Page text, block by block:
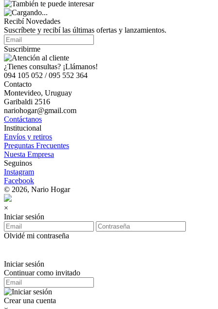
Recibí Novedades
Suscríbete y recibí las últimas ofertas y lanzamientos.
Suscribirme
¿Tienes consultas? ¡Llámanos!
094 105 052 / 095 552 364
Contacto
Montevideo, Uruguay
Garibaldi 2516
nariohogar@gmail.com
Contáctanos
Institucional
Envíos y retiros
Preguntas Frecuentes
Nuesta Empresa
Seguinos
Instagram
Facebook
© 2026, Nario Hogar
×
Iniciar sesión
Olvidé mi contraseña
Iniciar sesión
Continuar como invitado
Crear una cuenta